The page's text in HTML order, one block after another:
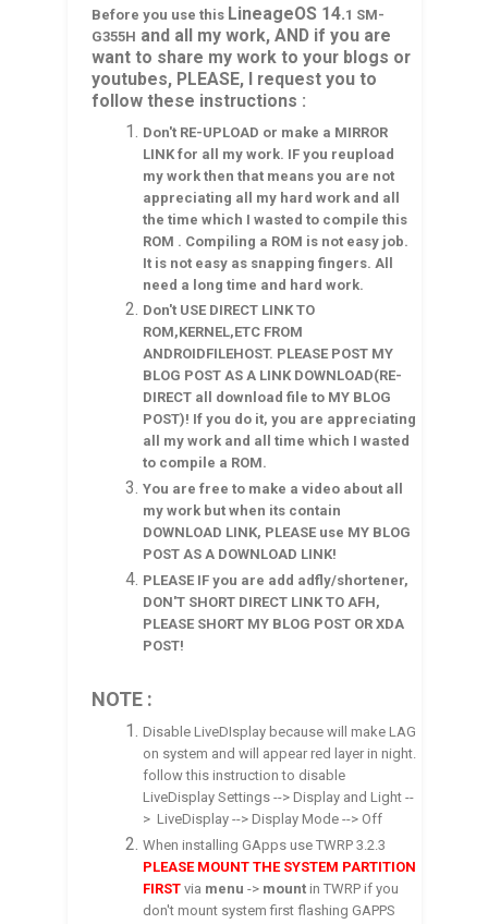
Before you use this LineageOS 14.1 SM-
G355H and all my work, AND if you are
want to share my work to your blogs or
youtubes, PLEASE, I request you to
follow these instructions :
Don't RE-UPLOAD or make a MIRROR
LINK for all my work. IF you reupload
my work then that means you are not
appreciating all my hard work and all
the time which I wasted to compile this
ROM . Compiling a ROM is not easy job.
It is not easy as snapping fingers. All
need a long time and hard work.
Don't USE DIRECT LINK TO
ROM,KERNEL,ETC FROM
ANDROIDFILEHOST. PLEASE POST MY
BLOG POST AS A LINK DOWNLOAD(RE-
DIRECT all download file to MY BLOG
POST)! If you do it, you are appreciating
all my work and all time which I wasted
to compile a ROM.
You are free to make a video about all
my work but when its contain
DOWNLOAD LINK, PLEASE use MY BLOG
POST AS A DOWNLOAD LINK!
PLEASE IF you are add adfly/shortener,
DON'T SHORT DIRECT LINK TO AFH,
PLEASE SHORT MY BLOG POST OR XDA
POST!
NOTE :
Disable LiveDIsplay because will make LAG
on system and will appear red layer in night.
follow this instruction to disable
LiveDisplay Settings --> Display and Light --
> LiveDisplay --> Display Mode --> Off
When installing GApps use TWRP 3.2.3
PLEASEMOUNT THE SYSTEM PARTITION
FIRST via menu -> mount in TWRP if you
don't mount system first flashing GAPPS